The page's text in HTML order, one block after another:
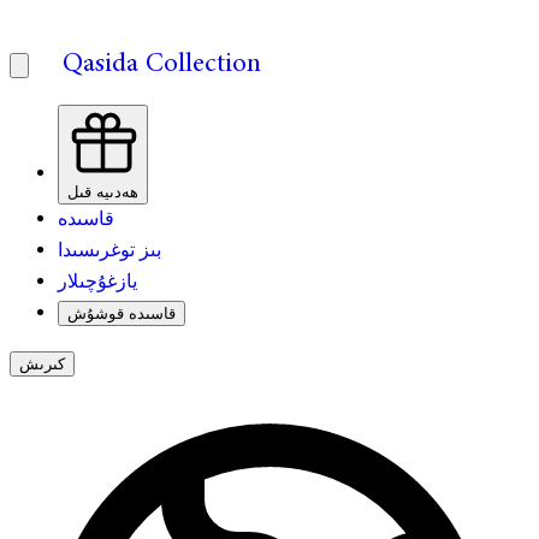
Qasida Collection
ھەدىيە قىل
قاسىدە
بىز توغرىسىدا
يازغۇچىلار
قاسىدە قوشۇش
كىرىش